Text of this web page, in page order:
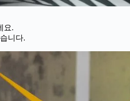
요.
니다.